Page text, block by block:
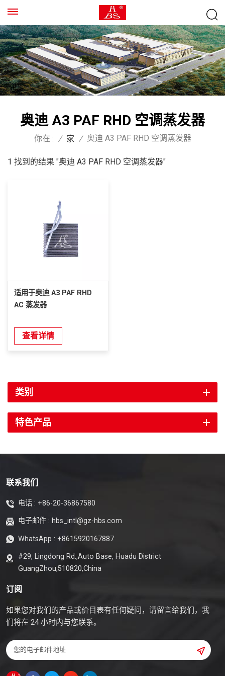
奥迪 A3 PAF RHD 空调蒸发器
你在 : / 家 / 奥迪 A3 PAF RHD 空调蒸发器
1 找到的结果 "奥迪 A3 PAF RHD 空调蒸发器"
适用于奥迪 A3 PAF RHD
AC 蒸发器
查看详情
类别
特色产品
联系我们
电话 : +86-20-36867580
电子邮件 : hbs_intl@gz-hbs.com
WhatsApp : +8615920167887
#29, Lingdong Rd.,Auto Base, Huadu District
GuangZhou,510820,China
订阅
如果您对我们的产品或价目表有任何疑问，请留言给我们，我
们将在 24 小时内与您联系。